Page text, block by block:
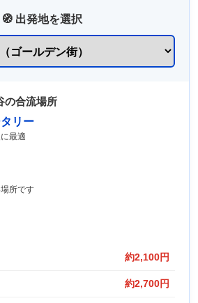
🧭 出発地を選択
の合流場所
リー
最適
所です
約2,100円
約2,700円